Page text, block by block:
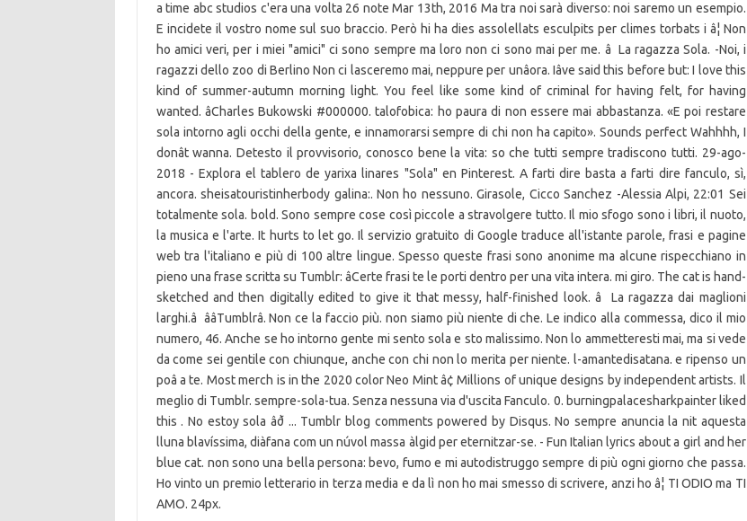
a time abc studios c'era una volta 26 note Mar 13th, 2016 Ma tra noi sarà diverso: noi saremo un esempio.
E incidete il vostro nome sul suo braccio. Però hi ha dies assolellats esculpits per climes torbats i â¦ Non
ho amici veri, per i miei "amici" ci sono sempre ma loro non ci sono mai per me. â La ragazza Sola. -Noi, i
ragazzi dello zoo di Berlino Non ci lasceremo mai, neppure per unâora. Iâve said this before but: I love this
kind of summer-autumn morning light. You feel like some kind of criminal for having felt, for having
wanted. âCharles Bukowski #000000. talofobica: ho paura di non essere mai abbastanza. «E poi restare
sola intorno agli occhi della gente, e innamorarsi sempre di chi non ha capito». Sounds perfect Wahhhh, I
donât wanna. Detesto il provvisorio, conosco bene la vita: so che tutti sempre tradiscono tutti. 29-ago-
2018 - Explora el tablero de yarixa linares "Sola" en Pinterest. A farti dire basta a farti dire fanculo, sì,
ancora. sheisatouristinherbody galina:. Non ho nessuno. Girasole, Cicco Sanchez -Alessia Alpi, 22:01 Sei
totalmente sola. bold. Sono sempre cose così piccole a stravolgere tutto. Il mio sfogo sono i libri, il nuoto,
la musica e l'arte. It hurts to let go. Il servizio gratuito di Google traduce all'istante parole, frasi e pagine
web tra l'italiano e più di 100 altre lingue. Spesso queste frasi sono anonime ma alcune rispecchiano in
pieno una frase scritta su Tumblr: âCerte frasi te le porti dentro per una vita intera. mi giro. The cat is hand-
sketched and then digitally edited to give it that messy, half-finished look. â La ragazza dai maglioni
larghi.â ââTumblrâ. Non ce la faccio più. non siamo più niente di che. Le indico alla commessa, dico il mio
numero, 46. Anche se ho intorno gente mi sento sola e sto malissimo. Non lo ammetteresti mai, ma si vede
da come sei gentile con chiunque, anche con chi non lo merita per niente. l-amantedisatana. e ripenso un
poâ a te. Most merch is in the 2020 color Neo Mint â¢ Millions of unique designs by independent artists. Il
meglio di Tumblr. sempre-sola-tua. Senza nessuna via d'uscita Fanculo. 0. burningpalacesharkpainter liked
this . No estoy sola âð ... Tumblr blog comments powered by Disqus. No sempre anuncia la nit aquesta
lluna blavíssima, diàfana com un núvol massa àlgid per eternitzar-se. - Fun Italian lyrics about a girl and her
blue cat. non sono una bella persona: bevo, fumo e mi autodistruggo sempre di più ogni giorno che passa.
Ho vinto un premio letterario in terza media e da lì non ho mai smesso di scrivere, anzi ho â¦ TI ODIO ma TI
AMO. 24px.